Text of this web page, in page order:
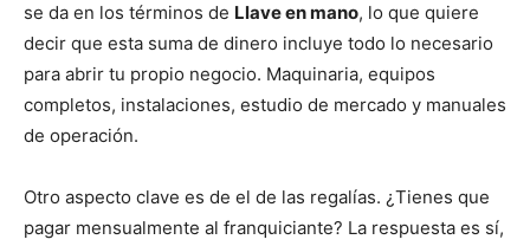
se da en los términos de Llave en mano, lo que quiere
decir que esta suma de dinero incluye todo lo necesario
para abrir tu propio negocio. Maquinaria, equipos
completos, instalaciones, estudio de mercado y manuales
de operación.
Otro aspecto clave es de el de las regalías. ¿Tienes que
pagar mensualmente al franquiciante? La respuesta es sí,